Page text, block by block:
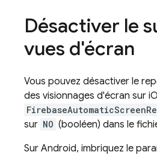
Désactiver le
vues d'écran
Vous pouvez désactiver le
des visionnages d'écran sur
sur NO (booléen) dans le
Sur Android, imbriquez le